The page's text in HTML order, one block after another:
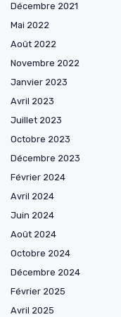
Décembre 2021
Mai 2022
Août 2022
Novembre 2022
Janvier 2023
Avril 2023
Juillet 2023
Octobre 2023
Décembre 2023
Février 2024
Avril 2024
Juin 2024
Août 2024
Octobre 2024
Décembre 2024
Février 2025
Avril 2025